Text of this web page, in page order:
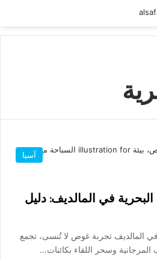
آسيا
في المالديف: دليل
المالديف تجربة غوص لا تُنسى، تجمع
وسحر اللقاء بكائنات…